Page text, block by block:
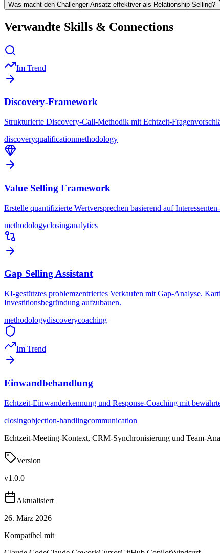
Was macht den Challenger-Ansatz effektiver als Relationship Selling?
Verwandte Skills & Connections
Im Trend
Discovery-Framework
Strukturierte Discovery-Call-Methodik mit Echtzeit-
discoveryqualificationmethodology
Value Selling Framework
Erstelle quantifizierte Wertversprechen basierend auf
methodologyclosinganalytics
Gap Selling Assistant
KI-gestütztes problemzentriertes Verkaufen mit Gap-Analyse.
Investitionsbegründung aufzubauen.
methodologydiscoverycoaching
Im Trend
Einwandbehandlung
Echtzeit-Einwanderkennung und Response-Coaching mit
closingobjection-handlingcommunication
Echtzeit-Meeting-Kontext, CRM-Synchronisierung und Team-
Version
v1.0.0
Aktualisiert
26. März 2026
Kompatibel mit